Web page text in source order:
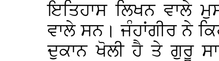
ਇਤਿਹਾਸ ਲਿਖਨ ਵਾਲੇ
ਵਾਲੇ ਸਨ। ਜੰਹਾਂਗੀਰ ਨੇ
ਦੁਕਾਨ ਖੋਲੀ ਹੈ ਤੇ ਗੁਰੂ